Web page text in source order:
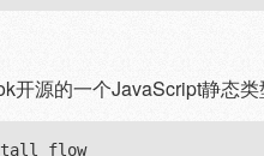
开源的一个JavaScript静态